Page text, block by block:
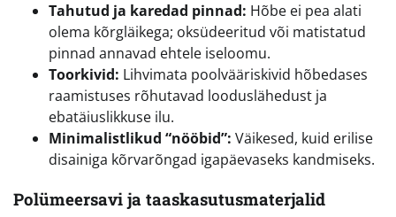
Tahutud ja karedad pinnad: Hõbe ei pea alati
olema kõrgläikega; oksüdeeritud või matistatud
pinnad annavad ehtele iseloomu.
Toorkivid: Lihvimata poolvääriskivid hõbedases
raamistuses rõhutavad looduslähedust ja
ebatäiuslikkuse ilu.
Minimalistlikud “nööbid”: Väikesed, kuid erilise
disainiga kõrvarõngad igapäevaseks kandmiseks.
Polümeersavi ja taaskasutusmaterjalid